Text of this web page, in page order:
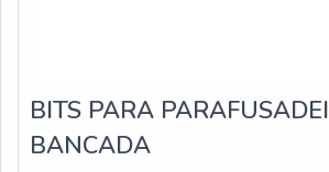
BITS PARA
BANCADA